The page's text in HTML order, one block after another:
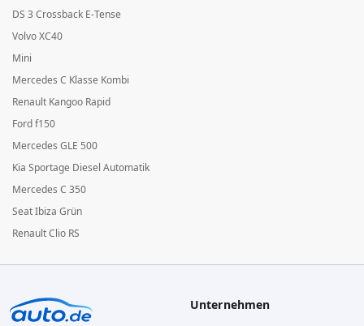
DS 3 Crossback E-Tense
Volvo XC40
Mini
Mercedes C Klasse Kombi
Renault Kangoo Rapid
Ford f150
Mercedes GLE 500
Kia Sportage Diesel Automatik
Mercedes C 350
Seat Ibiza Grün
Renault Clio RS
Unternehmen